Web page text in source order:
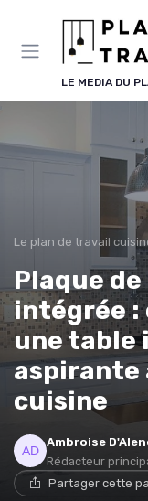
LE MEDIA DU
Le plan de travail
Plaque
intégrée :
une table
aspirante
cuisine
Ambroise
Rédacteur
Partager cette